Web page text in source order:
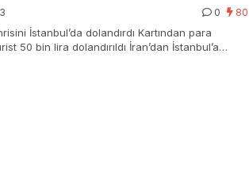
0 80
İstanbul’da dolandırdı Kartından para
50 bin lira dolandırıldı İran’dan İstanbul’a